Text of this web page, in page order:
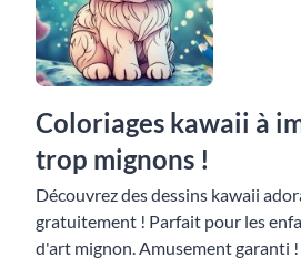
Coloriages kawaii à
trop mignons !
Découvrez des dessins kawaii
gratuitement ! Parfait pour les
d'art mignon. Amusement garanti !